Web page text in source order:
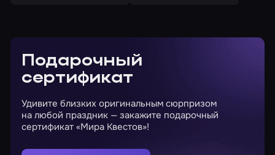
Подарочный
сертификат
Удивите близких оригинальным сюрпризом
на любой праздник — закажите подарочный
сертификат «Мира Квестов»!